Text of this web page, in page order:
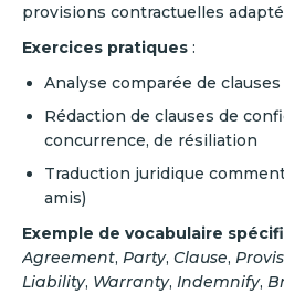
provisions contractuelles
Exercices pratiques :
Analyse comparée de clauses
Rédaction de clauses de
concurrence, de résiliation
Traduction juridique
amis)
Exemple de vocabulaire
Agreement, Party, Clause,
Liability, Warranty, Indemnify,